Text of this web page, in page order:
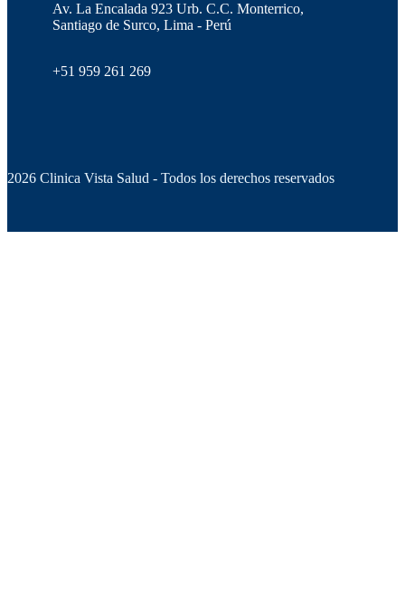
Av. La Encalada 923 Urb. C.C. Monterrico,
Santiago de Surco, Lima - Perú
+51 959 261 269
2026 Clinica Vista Salud - Todos los derechos reservados